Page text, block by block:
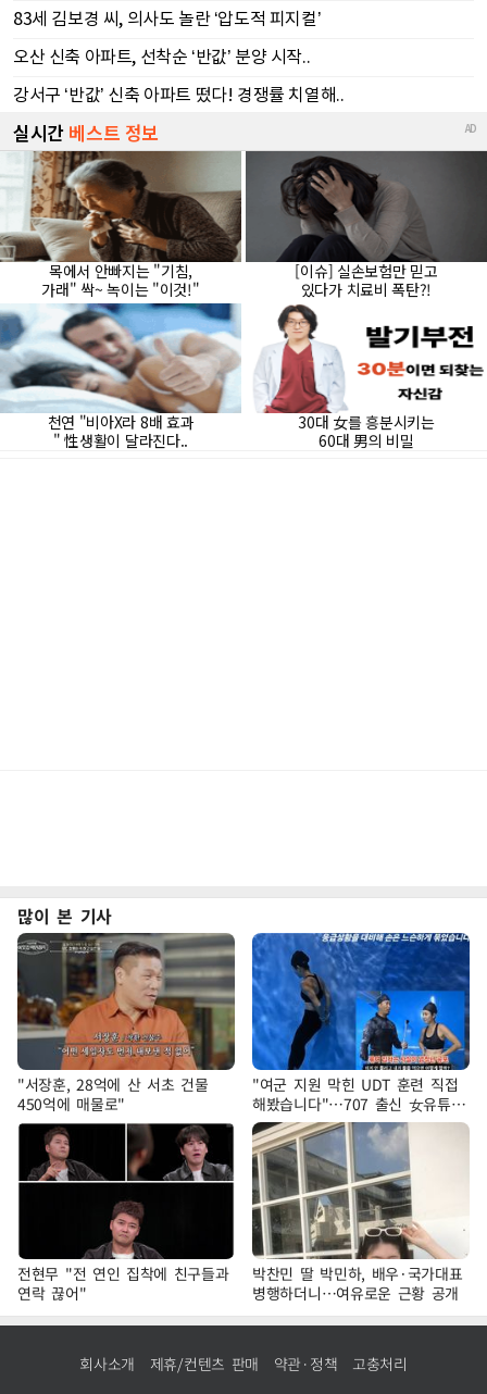
많이 본 기사
"서장훈, 28억에 산 서초 건물
450억에 매물로"
"여군 지원 막힌 UDT 훈련 직접
해봤습니다"…707 출신 女유튜버
'완벽 소화'
전현무 "전 연인 집착에 친구들과
연락 끊어"
박찬민 딸 박민하, 배우·국가대표
병행하더니…여유로운 근황 공개
회사소개 제휴/컨텐츠 판매 약관·정책 고충처리